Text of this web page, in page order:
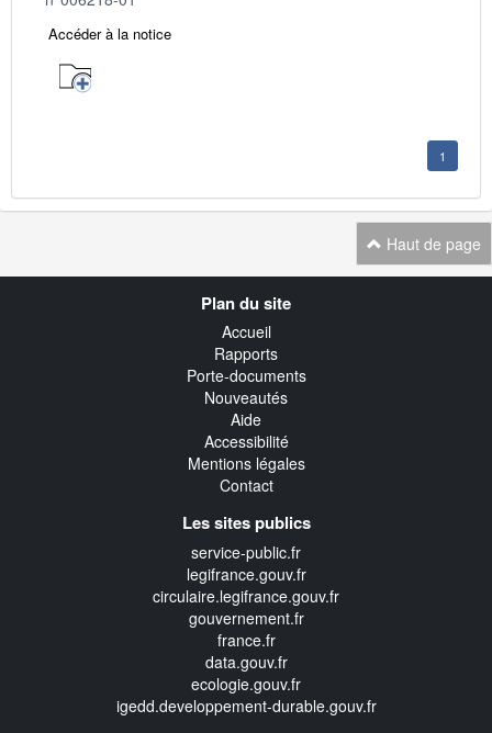
Accéder à la notice
1
Haut de page
Plan du site
Accueil
Rapports
Porte-documents
Nouveautés
Aide
Accessibilité
Mentions légales
Contact
Les sites publics
service-public.fr
legifrance.gouv.fr
circulaire.legifrance.gouv.fr
gouvernement.fr
france.fr
data.gouv.fr
ecologie.gouv.fr
igedd.developpement-durable.gouv.fr